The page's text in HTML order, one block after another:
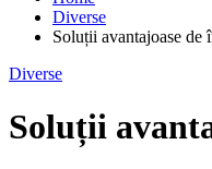
Diverse
Soluții avantajoase de
Diverse
Soluții